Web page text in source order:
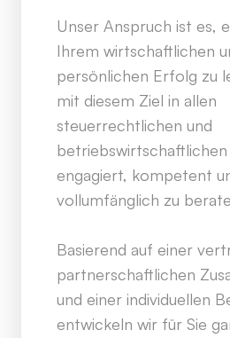
Unser Anspruch ist es,
Ihrem wirtschaftlichen
persönlichen Erfolg zu
mit diesem Ziel in allen
steuerrechtlichen und
engagiert, kompetent
vollumfänglich zu
Basierend auf einer
partnerschaftlichen
und einer individuellen
entwickeln wir für Sie